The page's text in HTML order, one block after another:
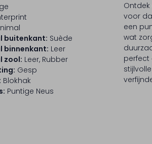
buitenkant: Suède
binnenkant: Leer
zool: Leer, Rubber
Gesp
Blokhak
Puntige Neus
Ontdek
voor
een
wat
perfect